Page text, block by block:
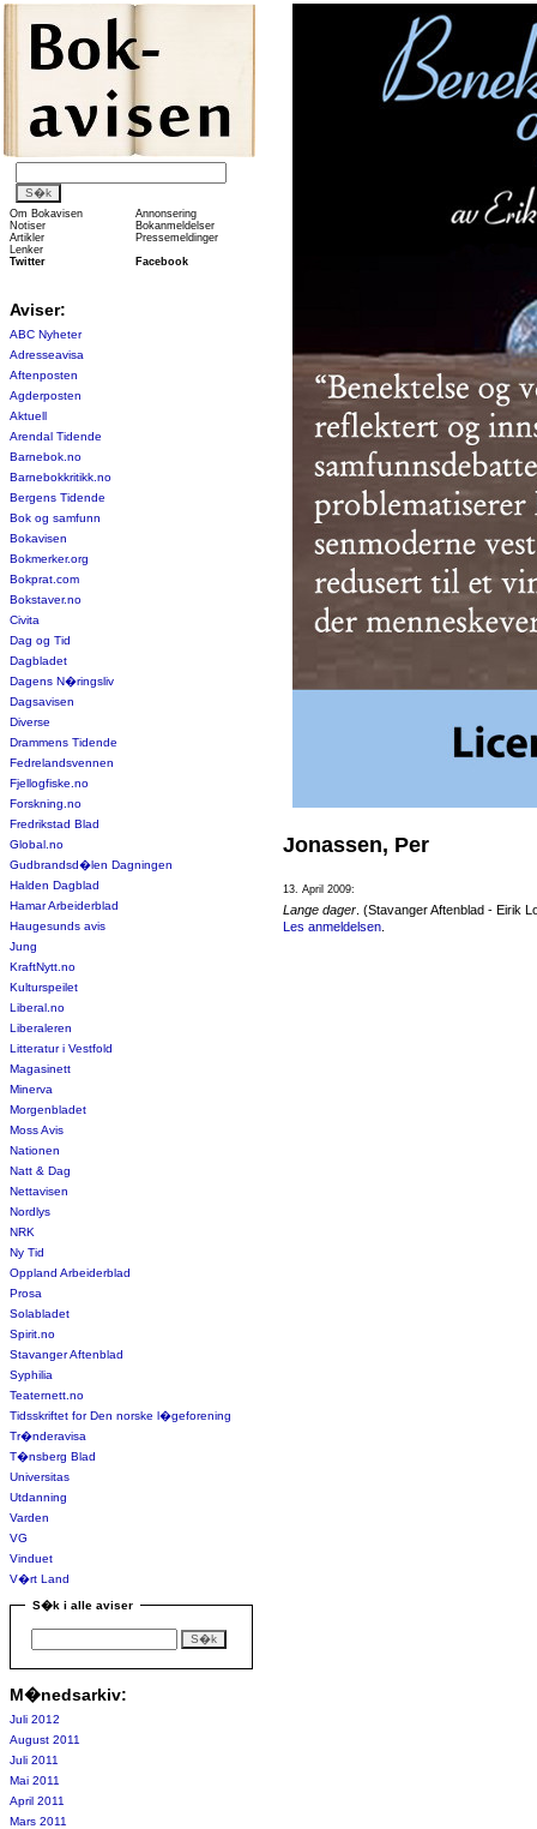
Om Bokavisen
Annonsering
Notiser
Bokanmeldelser
Artikler
Pressemeldinger
Lenker
Twitter
Facebook
Aviser:
ABC Nyheter
Adresseavisa
Aftenposten
Agderposten
Aktuell
Arendal Tidende
Barnebok.no
Barnebokkritikk.no
Bergens Tidende
Bok og samfunn
Bokavisen
Bokmerker.org
Bokprat.com
Bokstaver.no
Civita
Dag og Tid
Dagbladet
Dagens N�ringsliv
Dagsavisen
Diverse
Drammens Tidende
Fedrelandsvennen
Fjellogfiske.no
Forskning.no
Fredrikstad Blad
Global.no
Gudbrandsd�len Dagningen
Halden Dagblad
Hamar Arbeiderblad
Haugesunds avis
Jung
KraftNytt.no
Kulturspeilet
Liberal.no
Liberaleren
Litteratur i Vestfold
Magasinett
Minerva
Morgenbladet
Moss Avis
Nationen
Natt & Dag
Nettavisen
Nordlys
NRK
Ny Tid
Oppland Arbeiderblad
Prosa
Solabladet
Spirit.no
Stavanger Aftenblad
Syphilia
Teaternett.no
Tidsskriftet for Den norske l�geforening
Tr�nderavisa
T�nsberg Blad
Universitas
Utdanning
Varden
VG
Vinduet
V�rt Land
S�k i alle aviser
M�nedsarkiv:
Juli 2012
August 2011
Juli 2011
Mai 2011
April 2011
Mars 2011
Jonassen, Per
13. April 2009:
Lange dager . (Stavanger Aftenblad - Eirik
Les anmeldelsen